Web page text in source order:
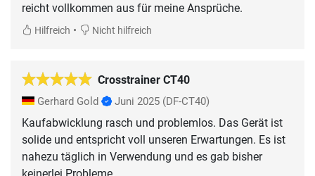
reicht vollkommen aus für meine Ansprüche.
Hilfreich • Nicht hilfreich
Crosstrainer CT40
Gerhard Gold Juni 2025 (DF-CT40)
Kaufabwicklung rasch und problemlos. Das Gerät ist
solide und entspricht voll unseren Erwartungen. Es ist
nahezu täglich in Verwendung und es gab bisher